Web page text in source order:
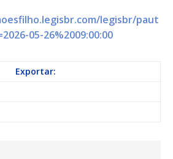
legisbr/paut
05-26%2009:00:00
Exportar: